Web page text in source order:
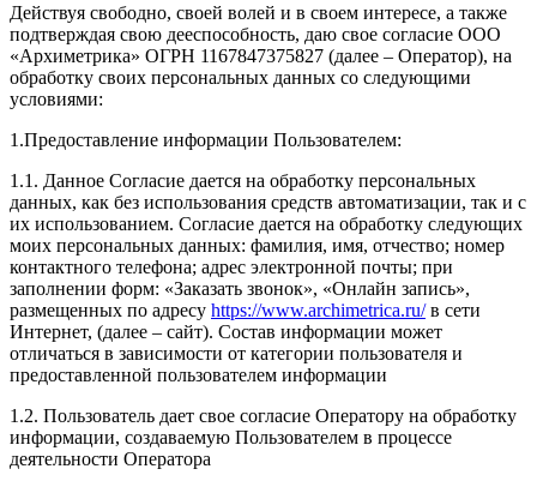
Действуя свободно, своей волей и в своем интересе, а также
подтверждая свою дееспособность, даю свое согласие ООО
«Архиметрика» ОГРН 1167847375827 (далее – Оператор), на
обработку своих персональных данных со следующими
условиями:
1.Предоставление информации Пользователем:
1.1. Данное Согласие дается на обработку персональных
данных, как без использования средств автоматизации, так и с
их использованием. Согласие дается на обработку следующих
моих персональных данных: фамилия, имя, отчество; номер
контактного телефона; адрес электронной почты; при
заполнении форм: «Заказать звонок», «Онлайн запись»,
размещенных по адресу https://www.archimetrica.ru/в сети
Интернет, (далее – сайт). Состав информации может
отличаться в зависимости от категории пользователя и
предоставленной пользователем информации
1.2. Пользователь дает свое согласие Оператору на обработку
информации, создаваемую Пользователем в процессе
деятельности Оператора